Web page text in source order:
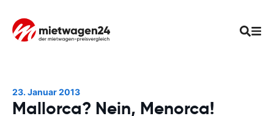
23. Januar 2013
Mallorca? Nein, Menorca!